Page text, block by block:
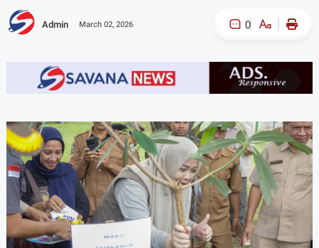
Admin March 02, 2026 0
A- A+